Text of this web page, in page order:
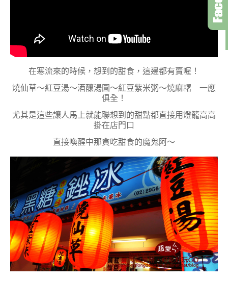
在寒流來的時候，想到的甜食，這邊都有賣喔！
燒仙草～紅豆湯～酒釀湯圓～紅豆紫米粥～燒麻糬 一應
俱全！
尤其是這些讓人馬上就能聯想到的甜點都直接用燈籠高高
掛在店門口
直接喚醒中那貪吃甜食的魔鬼阿～